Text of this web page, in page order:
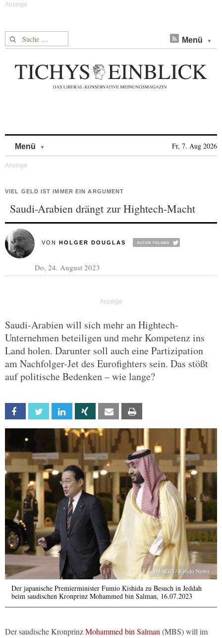
Suche nach: Menü
Menü Fr, 7. Aug 2026
VIEL GELD IST IMMER EIN ARGUMENT
Saudi-Arabien drängt zur Hightech-Macht
VON HOLGER DOUGLAS
Do, 24. August 2023
Saudi-Arabien will sich mehr an Hightech-
Unternehmen beteiligen und mehr Kompetenz ins
Land holen. Darunter soll auch eine Partizipation
am Nachfolger-Jet des Eurofighters sein. Das stößt
auf politische Bedenken – wie lange?
Facebook Twitter Linkedin Xing Email
IMAGO / Kyodo News
Der japanische Premierminister Fumio Kishida zu Besuch in Jeddah
beim saudischen Kronprinz Mohammed bin Salman, 16.07.2023
Der saudische KronprinzMohammed bin Salman (MBS) will im